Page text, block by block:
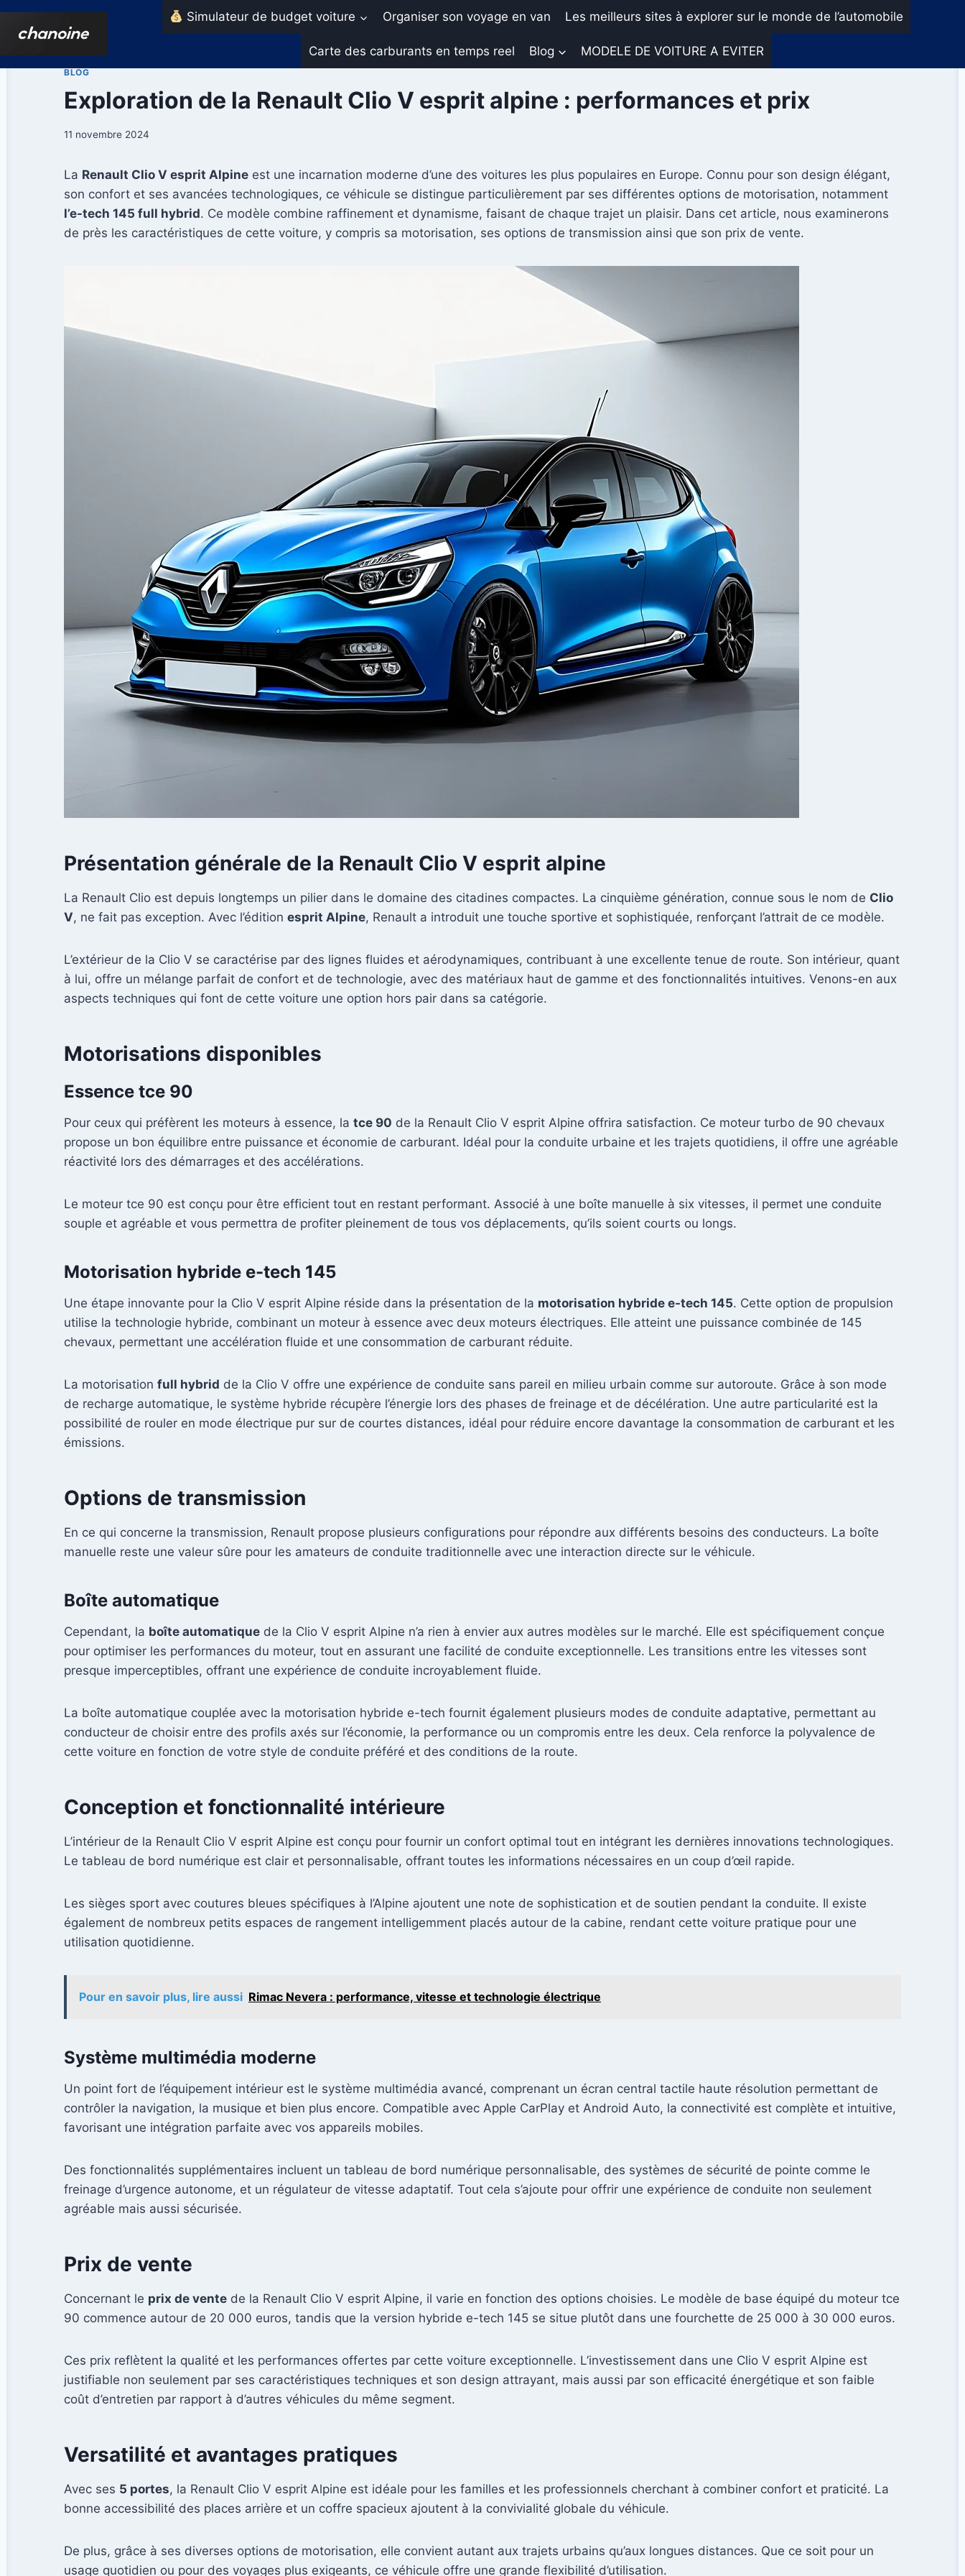
Aller
Simulateur de budget voiture Organiser son voyage en van Les meilleurs sites à explorer sur le monde de l’automobile
Carte des carburants en temps reel Blog MODELE DE VOITURE A EVITER
BLOG
Exploration de la Renault Clio V esprit alpine : performances et prix
11 novembre 2024
La Renault Clio V esprit Alpine est une incarnation moderne d’une des voitures les plus populaires en Europe. Connu pour son design élégant,
son confort et ses avancées technologiques, ce véhicule se distingue particulièrement par ses différentes options de motorisation, notamment
l’e-tech 145 full hybrid. Ce modèle combine raffinement et dynamisme, faisant de chaque trajet un plaisir. Dans cet article, nous examinerons
de près les caractéristiques de cette voiture, y compris sa motorisation, ses options de transmission ainsi que son prix de vente.
Présentation générale de la Renault Clio V esprit alpine
La Renault Clio est depuis longtemps un pilier dans le domaine des citadines compactes. La cinquième génération, connue sous le nom de Clio
V, ne fait pas exception. Avec l’édition esprit Alpine, Renault a introduit une touche sportive et sophistiquée, renforçant l’attrait de ce modèle.
L’extérieur de la Clio V se caractérise par des lignes fluides et aérodynamiques, contribuant à une excellente tenue de route. Son intérieur, quant
à lui, offre un mélange parfait de confort et de technologie, avec des matériaux haut de gamme et des fonctionnalités intuitives. Venons-en aux
aspects techniques qui font de cette voiture une option hors pair dans sa catégorie.
Motorisations disponibles
Essence tce 90
Pour ceux qui préfèrent les moteurs à essence, la tce 90 de la Renault Clio V esprit Alpine offrira satisfaction. Ce moteur turbo de 90 chevaux
propose un bon équilibre entre puissance et économie de carburant. Idéal pour la conduite urbaine et les trajets quotidiens, il offre une agréable
réactivité lors des démarrages et des accélérations.
Le moteur tce 90 est conçu pour être efficient tout en restant performant. Associé à une boîte manuelle à six vitesses, il permet une conduite
souple et agréable et vous permettra de profiter pleinement de tous vos déplacements, qu’ils soient courts ou longs.
Motorisation hybride e-tech 145
Une étape innovante pour la Clio V esprit Alpine réside dans la présentation de la motorisation hybride e-tech 145. Cette option de propulsion
utilise la technologie hybride, combinant un moteur à essence avec deux moteurs électriques. Elle atteint une puissance combinée de 145
chevaux, permettant une accélération fluide et une consommation de carburant réduite.
La motorisation full hybrid de la Clio V offre une expérience de conduite sans pareil en milieu urbain comme sur autoroute. Grâce à son mode
de recharge automatique, le système hybride récupère l’énergie lors des phases de freinage et de décélération. Une autre particularité est la
possibilité de rouler en mode électrique pur sur de courtes distances, idéal pour réduire encore davantage la consommation de carburant et les
émissions.
Options de transmission
En ce qui concerne la transmission, Renault propose plusieurs configurations pour répondre aux différents besoins des conducteurs. La boîte
manuelle reste une valeur sûre pour les amateurs de conduite traditionnelle avec une interaction directe sur le véhicule.
Boîte automatique
Cependant, la boîte automatique de la Clio V esprit Alpine n’a rien à envier aux autres modèles sur le marché. Elle est spécifiquement conçue
pour optimiser les performances du moteur, tout en assurant une facilité de conduite exceptionnelle. Les transitions entre les vitesses sont
presque imperceptibles, offrant une expérience de conduite incroyablement fluide.
La boîte automatique couplée avec la motorisation hybride e-tech fournit également plusieurs modes de conduite adaptative, permettant au
conducteur de choisir entre des profils axés sur l’économie, la performance ou un compromis entre les deux. Cela renforce la polyvalence de
cette voiture en fonction de votre style de conduite préféré et des conditions de la route.
Conception et fonctionnalité intérieure
L’intérieur de la Renault Clio V esprit Alpine est conçu pour fournir un confort optimal tout en intégrant les dernières innovations technologiques.
Le tableau de bord numérique est clair et personnalisable, offrant toutes les informations nécessaires en un coup d’œil rapide.
Les sièges sport avec coutures bleues spécifiques à l’Alpine ajoutent une note de sophistication et de soutien pendant la conduite. Il existe
également de nombreux petits espaces de rangement intelligemment placés autour de la cabine, rendant cette voiture pratique pour une
utilisation quotidienne.
Pour en savoir plus, lire aussi Rimac Nevera : performance, vitesse et technologie électrique
Système multimédia moderne
Un point fort de l’équipement intérieur est le système multimédia avancé, comprenant un écran central tactile haute résolution permettant de
contrôler la navigation, la musique et bien plus encore. Compatible avec Apple CarPlay et Android Auto, la connectivité est complète et intuitive,
favorisant une intégration parfaite avec vos appareils mobiles.
Des fonctionnalités supplémentaires incluent un tableau de bord numérique personnalisable, des systèmes de sécurité de pointe comme le
freinage d’urgence autonome, et un régulateur de vitesse adaptatif. Tout cela s’ajoute pour offrir une expérience de conduite non seulement
agréable mais aussi sécurisée.
Prix de vente
Concernant le prix de vente de la Renault Clio V esprit Alpine, il varie en fonction des options choisies. Le modèle de base équipé du moteur tce
90 commence autour de 20 000 euros, tandis que la version hybride e-tech 145 se situe plutôt dans une fourchette de 25 000 à 30 000 euros.
Ces prix reflètent la qualité et les performances offertes par cette voiture exceptionnelle. L’investissement dans une Clio V esprit Alpine est
justifiable non seulement par ses caractéristiques techniques et son design attrayant, mais aussi par son efficacité énergétique et son faible
coût d’entretien par rapport à d’autres véhicules du même segment.
Versatilité et avantages pratiques
Avec ses 5 portes, la Renault Clio V esprit Alpine est idéale pour les familles et les professionnels cherchant à combiner confort et praticité. La
bonne accessibilité des places arrière et un coffre spacieux ajoutent à la convivialité globale du véhicule.
De plus, grâce à ses diverses options de motorisation, elle convient autant aux trajets urbains qu’aux longues distances. Que ce soit pour un
usage quotidien ou pour des voyages plus exigeants, ce véhicule offre une grande flexibilité d’utilisation.